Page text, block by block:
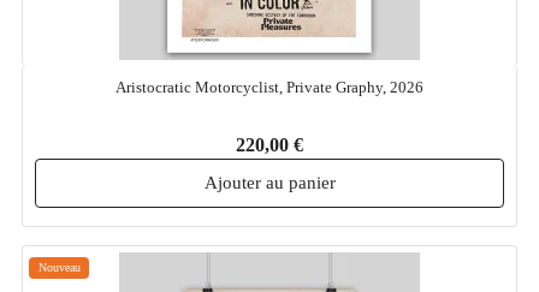
Aristocratic Motorcyclist, Private Graphy, 2026
220,00 €
Ajouter au panier
Nouveau